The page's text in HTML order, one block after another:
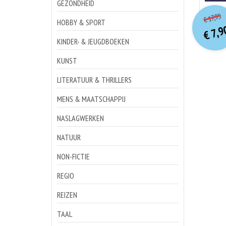
GEZONDHEID
HOBBY & SPORT
KINDER- & JEUGDBOEKEN
KUNST
LITERATUUR & THRILLERS
MENS & MAATSCHAPPIJ
NASLAGWERKEN
NATUUR
NON-FICTIE
REGIO
REIZEN
TAAL
€17,95
€